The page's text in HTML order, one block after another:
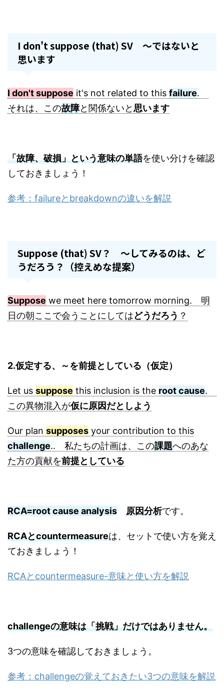
I don't suppose (that) SV ～ではないと
思います
I don't suppose it's not related to this failure.
それは、この故障と関係ないと思います
「故障、破損」という意味の単語を使い分けを確認
しておきましょう！
参考：failureとbreakdownの違いを解説
Suppose (that) SV？ ～してみるのは、ど
うだろう？（控えめな提案）
Suppose we meet here tomorrow morning. 明
日の朝ここで会うことにしてはどうだろう ？
2.仮定する、～を前提としている（仮定）
Let us suppose this inclusion is the root cause.
この異物混入が仮に原因だとしよう
Our plan supposes your contribution to this
challenge.. 私たちの計画は、この課題へのあな
た方の貢献を前提としている
RCA=root cause analysis 原因分析です。
RCAとcountermeasureは、セットで使い方を覚え
ておきましょう！
RCAとcountermeasure-意味と使い方を解説
challengeの意味は「挑戦」だけではありません。
3つの意味を確認しておきましょう。
参考：challengeの覚えておきたい3つの意味を解説